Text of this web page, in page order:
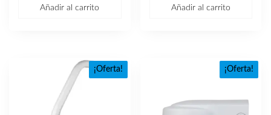
Añadir al carrito Añadir al carrito
¡Oferta! ¡Oferta!